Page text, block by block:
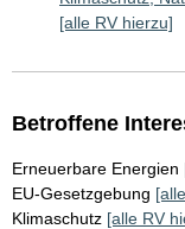
[alle RV hierzu]
Betroffene
Erneuerbare Energien
EU-Gesetzgebung
Klimaschutz [alle RV